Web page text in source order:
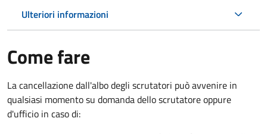
Ulteriori informazioni
Come fare
La cancellazione dall'albo degli scrutatori può avvenire in
qualsiasi momento su domanda dello scrutatore oppure
d'ufficio in caso di: